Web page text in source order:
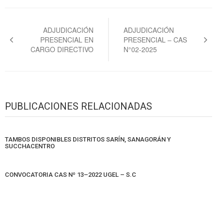
entradas
ADJUDICACIÓN
PRESENCIAL EN
CARGO DIRECTIVO
ADJUDICACIÓN
PRESENCIAL – CAS
N°02-2025
PUBLICACIONES RELACIONADAS
TAMBOS DISPONIBLES DISTRITOS SARÍN, SANAGORÁN Y
SUCCHACENTRO
CONVOCATORIA CAS Nº 13–2022 UGEL – S.C